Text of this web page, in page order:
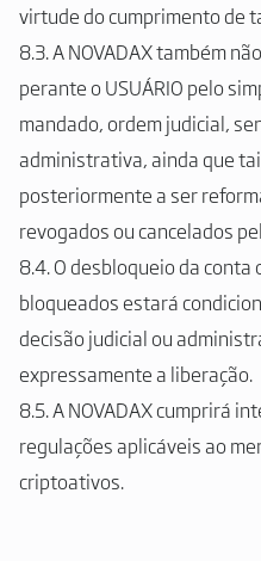
virtude do cumprimento de
8.3. A NOVADAX também
perante o USUÁRIO pelo
mandado, ordem judicial,
administrativa, ainda que
posteriormente a ser
revogados ou cancelados
8.4. O desbloqueio da
bloqueados estará
decisão judicial ou
expressamente a liberação.
8.5. A NOVADAX cumprirá
regulações aplicáveis ao
criptoativos.